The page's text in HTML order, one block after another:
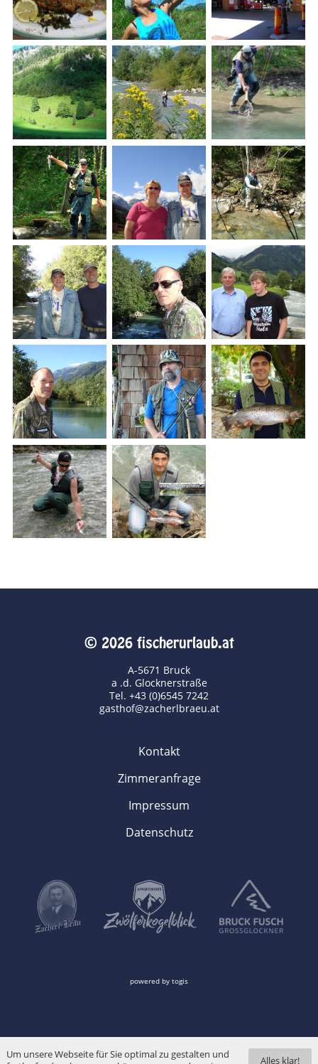
© 2026 fischerurlaub.at
A-5671 Bruck
a .d. Glocknerstraße
Tel. +43 (0)6545 7242
gasthof@zacherlbraeu.at
Kontakt
Zimmeranfrage
Impressum
Datenschutz
powered by togis
Alles klar!
Um unsere Webseite für Sie optimal zu gestalten und